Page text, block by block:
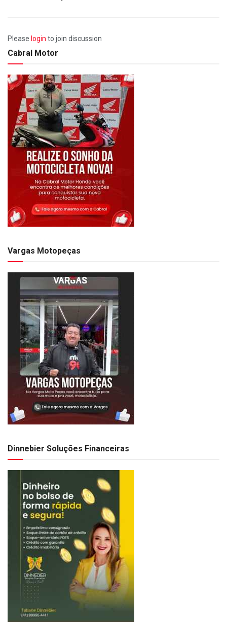
Please login to join discussion
Cabral Motor
Vargas Motopeças
Dinnebier Soluções Financeiras